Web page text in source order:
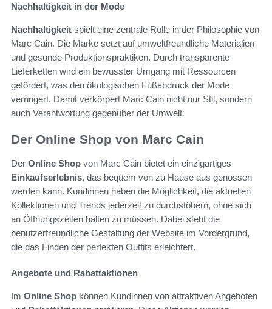
Nachhaltigkeit in der Mode
Nachhaltigkeit spielt eine zentrale Rolle in der Philosophie von
Marc Cain. Die Marke setzt auf umweltfreundliche Materialien
und gesunde Produktionspraktiken. Durch transparente
Lieferketten wird ein bewusster Umgang mit Ressourcen
gefördert, was den ökologischen Fußabdruck der Mode
verringert. Damit verkörpert Marc Cain nicht nur Stil, sondern
auch Verantwortung gegenüber der Umwelt.
Der Online Shop von Marc Cain
Der Online Shop von Marc Cain bietet ein einzigartiges
Einkaufserlebnis, das bequem von zu Hause aus genossen
werden kann. Kundinnen haben die Möglichkeit, die aktuellen
Kollektionen und Trends jederzeit zu durchstöbern, ohne sich
an Öffnungszeiten halten zu müssen. Dabei steht die
benutzerfreundliche Gestaltung der Website im Vordergrund,
die das Finden der perfekten Outfits erleichtert.
Angebote und Rabattaktionen
Im Online Shop können Kundinnen von attraktiven Angeboten